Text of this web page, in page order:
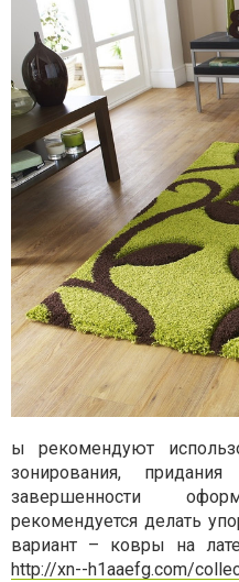
ы рекомендуют
зонирования,
завершенности
рекомендуется делать
вариант – ковры на
http://xn--h1aaefg.com/